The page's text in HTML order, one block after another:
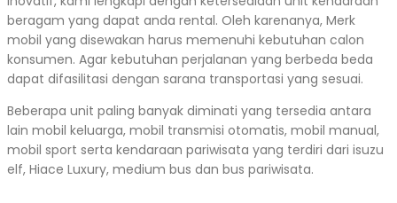
beragam yang dapat anda rental. Oleh karenanya, Merk
mobil yang disewakan harus memenuhi kebutuhan calon
konsumen. Agar kebutuhan perjalanan yang berbeda beda
dapat difasilitasi dengan sarana transportasi yang sesuai.
Beberapa unit paling banyak diminati yang tersedia antara
lain mobil keluarga, mobil transmisi otomatis, mobil manual,
mobil sport serta kendaraan pariwisata yang terdiri dari isuzu
elf, Hiace Luxury, medium bus dan bus pariwisata.